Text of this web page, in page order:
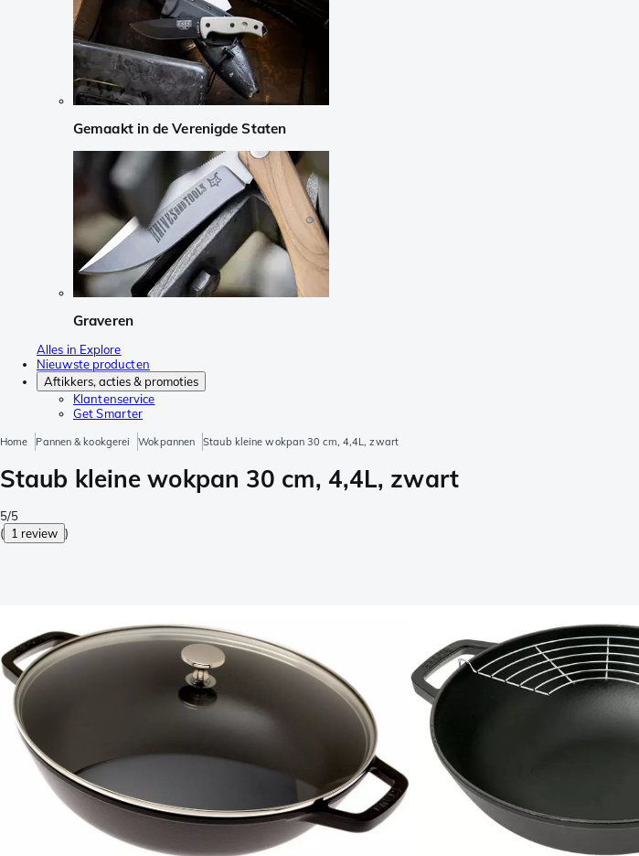
Gemaakt in de Verenigde Staten
Graveren
Alles in Explore
Nieuwste producten
Aftikkers, acties & promoties
Klantenservice
Get Smarter
Home Pannen & kookgerei Wokpannen Staub kleine wokpan 30 cm, 4,4L, zwart
Staub kleine wokpan 30 cm, 4,4L, zwart
5/5
( 1 review )